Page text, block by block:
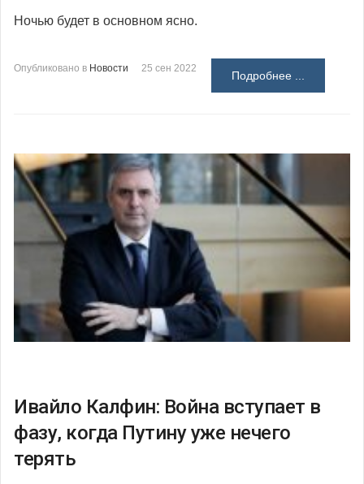
Ночью будет в основном ясно.
Опубликовано в Новости 25 сен 2022
Подробнее ...
Ивайло Калфин: Война вступает в
фазу, когда Путину уже нечего
терять